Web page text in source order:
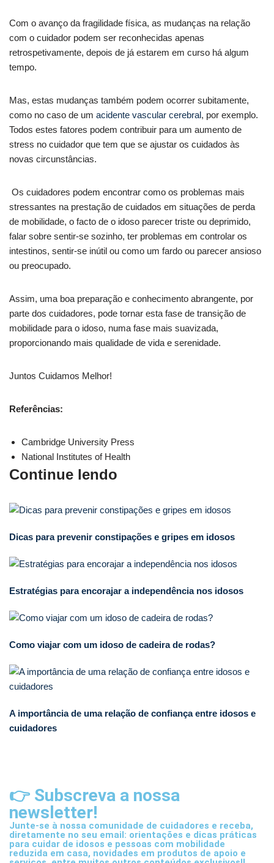
Com o avanço da fragilidade física, as mudanças na relação
com o cuidador podem ser reconhecidas apenas
retrospetivamente, depois de já estarem em curso há algum
tempo.
Mas, estas mudanças também podem ocorrer subitamente,
como no caso de um acidente vascular cerebral, por exemplo.
Todos estes fatores podem contribuir para um aumento de
stress no cuidador que tem que se ajustar os cuidados às
novas circunstâncias.
Os cuidadores podem encontrar como os problemas mais
stressantes na prestação de cuidados em situações de perda
de mobilidade, o facto de o idoso parecer triste ou deprimido,
falar sobre sentir-se sozinho, ter problemas em controlar os
intestinos, sentir-se inútil ou como um fardo ou parecer ansioso
ou preocupado.
Assim, uma boa preparação e conhecimento abrangente, por
parte dos cuidadores, pode tornar esta fase de transição de
mobilidade para o idoso, numa fase mais suavizada,
proporcionando mais qualidade de vida e serenidade.
Juntos Cuidamos Melhor!
Referências:
Cambridge University Press
National Institutes of Health
Continue lendo
Dicas para prevenir constipações e gripes em idosos
Estratégias para encorajar a independência nos idosos
Como viajar com um idoso de cadeira de rodas?
A importância de uma relação de confiança entre idosos e
cuidadores
👉 Subscreva a nossa
newsletter!
Junte-se à nossa comunidade de cuidadores e receba,
diretamente no seu email: orientações e dicas práticas
para cuidar de idosos e pessoas com mobilidade
reduzida em casa, novidades em produtos de apoio e